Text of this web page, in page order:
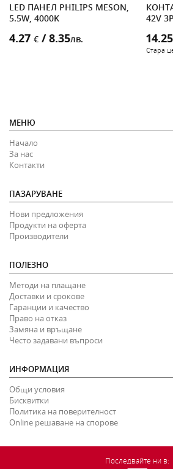
LED ПАНЕЛ PHILIPS MESON,
5.5W, 4000K
4.27 € / 8.35лв.
42V
14.25
Стара
МЕНЮ
Начало
За нас
Контакти
ПАЗАРУВАНЕ
Нови предложения
Продукти на оферта
Производители
ПОЛЕЗНО
Методи на плащане
Доставки и срокове
Гаранции и качество
Право на отказ
Замяна и връщане
Често задавани въпроси
ИНФОРМАЦИЯ
Общи условия
Бисквитки
Политика на поверителност
Online решаване на спорове
Последвайте ни в: